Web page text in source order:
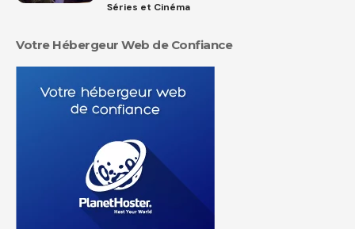
Séries et Cinéma
Votre Hébergeur Web de Confiance